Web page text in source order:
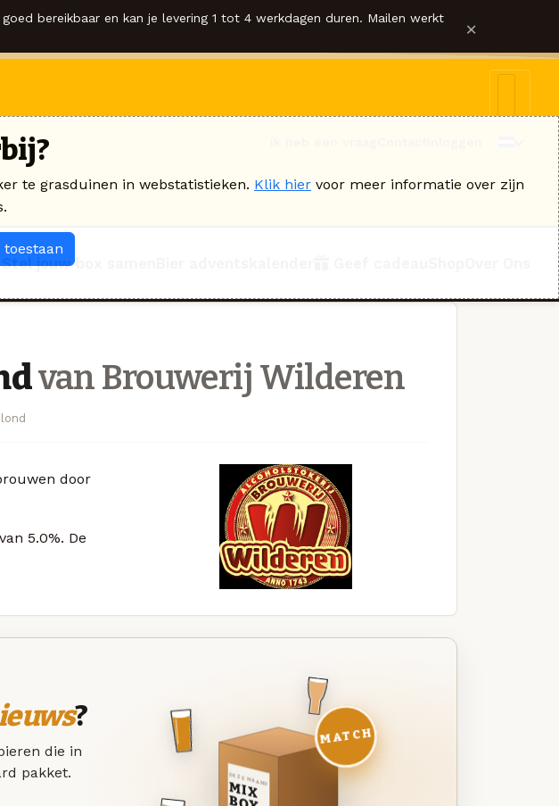
bereikbaar en kan je levering 1 tot 4 werkdagen duren. Mailen werkt ×
Stel jouw box samen
van Brouwerij Wilderen
door
5.0%. De
?
die in
pakket.
DEZE MAAND
MIX
MATCH
te grasduinen in webstatistieken. Klik hier voor meer informatie over zijn
toestaan